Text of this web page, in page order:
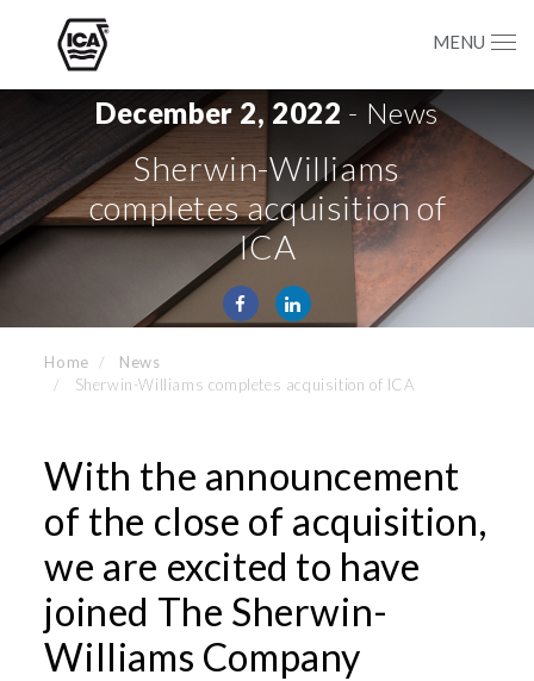
MENU
December 2, 2022 - News
Sherwin-Williams
completes acquisition of
ICA
Home
News
Sherwin-Williams completes acquisition of ICA
With the announcement
of the close of acquisition,
we are excited to have
joined The Sherwin-
Williams Company